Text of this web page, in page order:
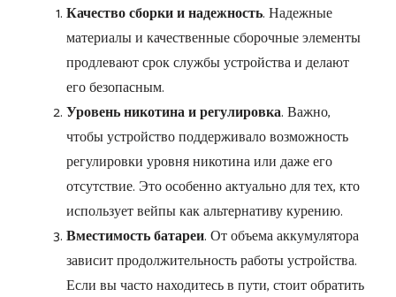
Качество сборки и надежность. Надежные
материалы и качественные сборочные элементы
продлевают срок службы устройства и делают
его безопасным.
Уровень никотина и регулировка. Важно,
чтобы устройство поддерживало возможность
регулировки уровня никотина или даже его
отсутствие. Это особенно актуально для тех, кто
использует вейпы как альтернативу курению.
Вместимость батареи. От объема аккумулятора
зависит продолжительность работы устройства.
Если вы часто находитесь в пути, стоит обратить